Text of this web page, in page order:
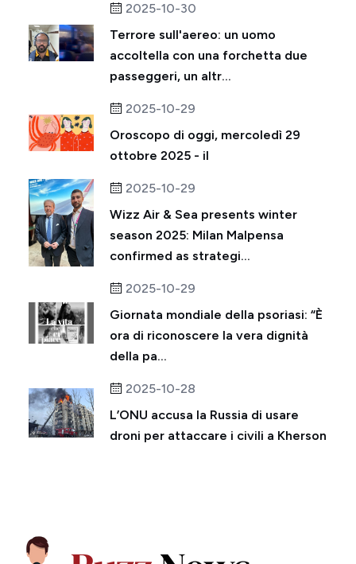
2025-10-30
Terrore sull'aereo: un uomo
accoltella con una forchetta due
passeggeri, un altr...
2025-10-29
Oroscopo di oggi, mercoledì 29
ottobre 2025 - il
2025-10-29
Wizz Air & Sea presents winter
season 2025: Milan Malpensa
confirmed as strategi...
2025-10-29
Giornata mondiale della psoriasi: “È
ora di riconoscere la vera dignità
della pa...
2025-10-28
L’ONU accusa la Russia di usare
droni per attaccare i civili a Kherson